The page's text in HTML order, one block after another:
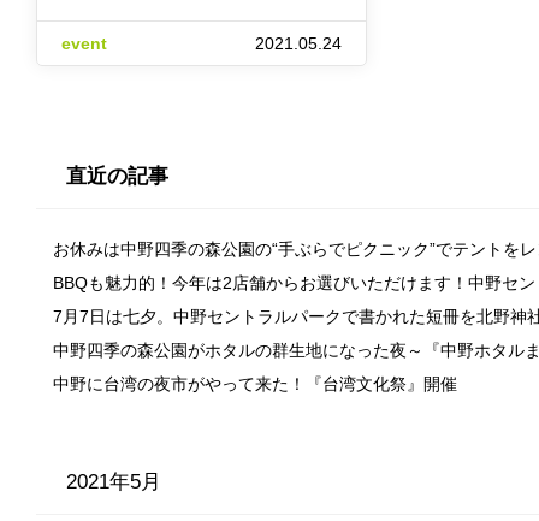
event 2021.05.24
直近の記事
お休みは中野四季の森公園の“手ぶらでピクニック”でテントを
BBQも魅力的！今年は2店舗からお選びいただけます！中野セ
7月7日は七夕。中野セントラルパークで書かれた短冊を北野神
中野四季の森公園がホタルの群生地になった夜～『中野ホタル
中野に台湾の夜市がやって来た！『台湾文化祭』開催
2021年5月